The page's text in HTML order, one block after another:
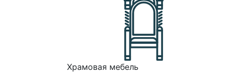
Храмовая мебель